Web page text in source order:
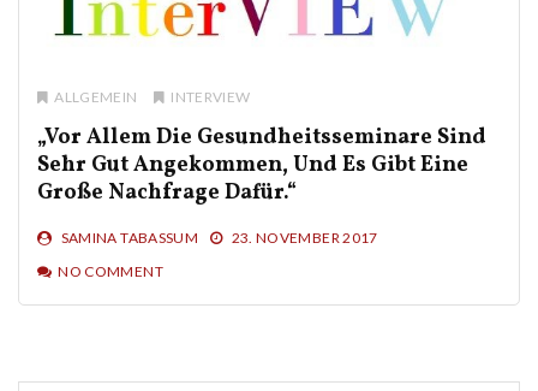
ALLGEMEIN INTERVIEW
„Vor Allem Die Gesundheitsseminare Sind
Sehr Gut Angekommen, Und Es Gibt Eine
Große Nachfrage Dafür.“
SAMINA TABASSUM
23. NOVEMBER 2017
NO COMMENT